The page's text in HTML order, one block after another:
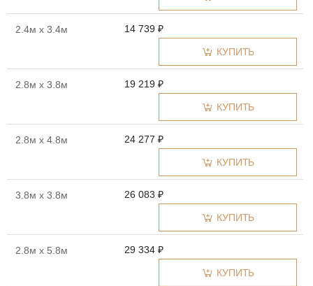
2.4м x 3.4м 14 739 ₽
КУПИТЬ
2.8м x 3.8м 19 219 ₽
КУПИТЬ
2.8м x 4.8м 24 277 ₽
КУПИТЬ
3.8м x 3.8м 26 083 ₽
КУПИТЬ
2.8м x 5.8м 29 334 ₽
КУПИТЬ